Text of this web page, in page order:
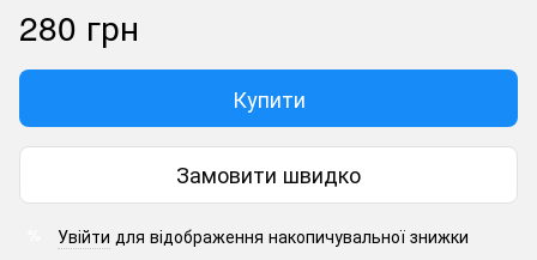
280 грн
Купити
Замовити швидко
Увійти для відображення накопичувальної знижки